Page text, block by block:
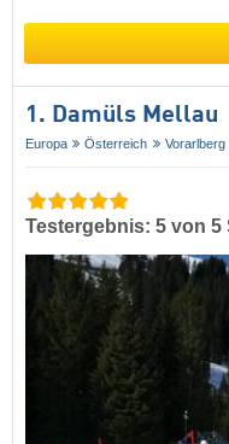
1. Damüls Mellau
Europa Österreich Vorarlberg
Testergebnis: 5 von 5